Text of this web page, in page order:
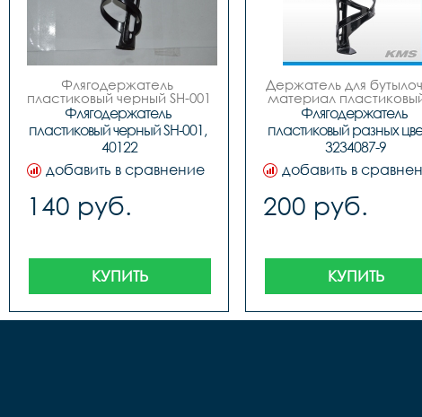
Флягодержатель
пластиковый черный SH-001
код. 40122
Флягодержатель
пластиковый черный SH-001,
40122
добавить в сравнение
140 руб.
КУПИТЬ
Держатель для
материал
цвета.
Флягодержатель
пластиковый разных
3234087-9
добавить в
200 руб.
КУПИТЬ